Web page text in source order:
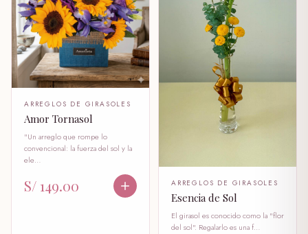
ARREGLOS DE GIRASOLES
Amor Tornasol
"Un arreglo que rompe lo
convencional: la fuerza del sol y la
ele…
S/ 149.00 ARREGLOS DE GIRASOLES
Esencia de Sol
El girasol es conocido como la "flor
del sol". Regalarlo es una f…